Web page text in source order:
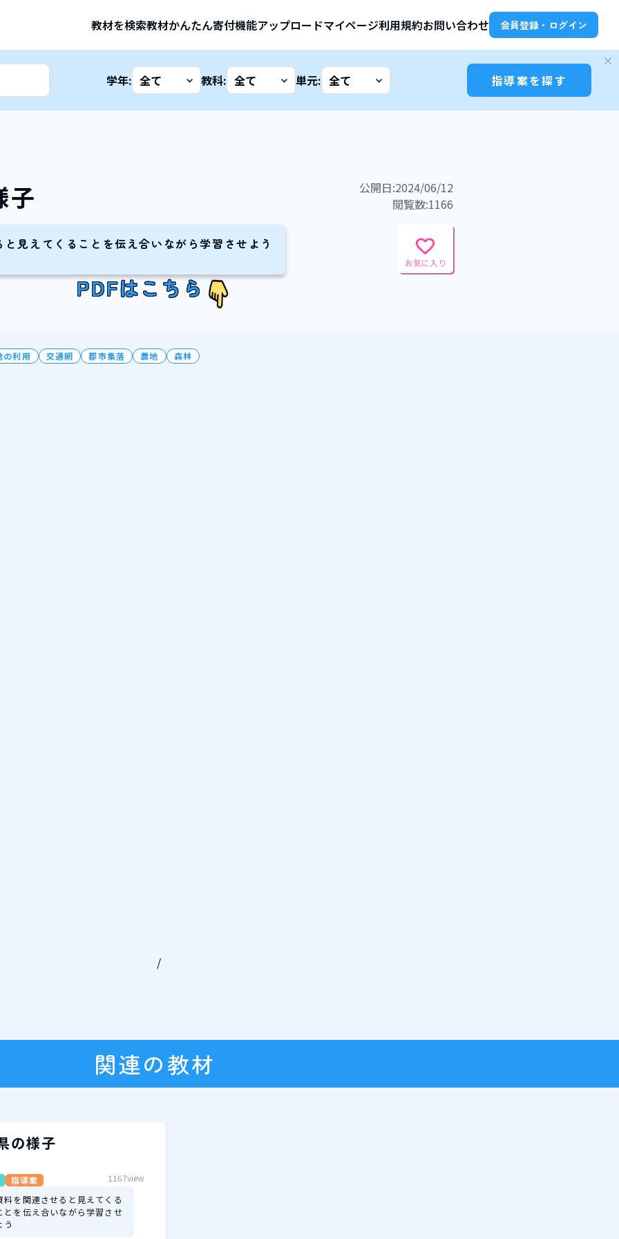
教材を検索教材かんたん寄付機能アップロードマイページ利用規約お問い合わせ 会員登録・ログイン
学年: 教科: 単元: 指導案を探す
子
公開日:2024/06/12
閲覧数:1166
見えてくることを伝え合いながら学習させよう
お気に入り
PDFはこちら
の利用 交通網 都市集落 農地 森林
/
関連の教材
の様子
指導案
1167view
料を関連させると見えてくる
とを伝え合いながら学習させ
う